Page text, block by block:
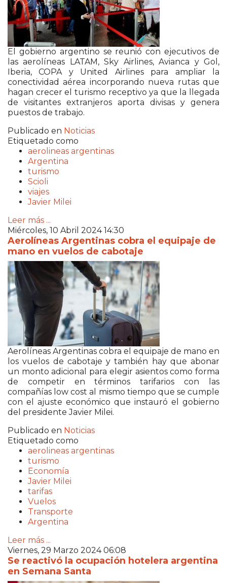
El gobierno argentino se reunió con ejecutivos de
las aerolíneas LATAM, Sky Airlines, Avianca y Gol,
Iberia, COPA y United Airlines para ampliar la
conectividad aérea incorporando nueva rutas que
hagan crecer el turismo receptivo ya que la llegada
de visitantes extranjeros aporta divisas y genera
puestos de trabajo.
Publicado en Noticias
Etiquetado como
aerolineas argentinas
Argentina
turismo
Scioli
viajes
Javier Milei
Leer más ...
Miércoles, 10 Abril 2024 14:30
Aerolíneas Argentinas cobra el equipaje de
mano en vuelos de cabotaje
Aerolíneas Argentinas cobra el equipaje de mano en
los vuelos de cabotaje y también hay que abonar
un monto adicional para elegir asientos como forma
de competir en términos tarifarios con las
compañías low cost al mismo tiempo que se cumple
con el ajuste económico que instauró el gobierno
del presidente Javier Milei.
Publicado en Noticias
Etiquetado como
aerolineas argentinas
turismo
Economía
Javier Milei
tarifas
Vuelos
Transporte
Argentina
Leer más ...
Viernes, 29 Marzo 2024 06:08
Se reactivó la ocupación hotelera argentina
en Semana Santa